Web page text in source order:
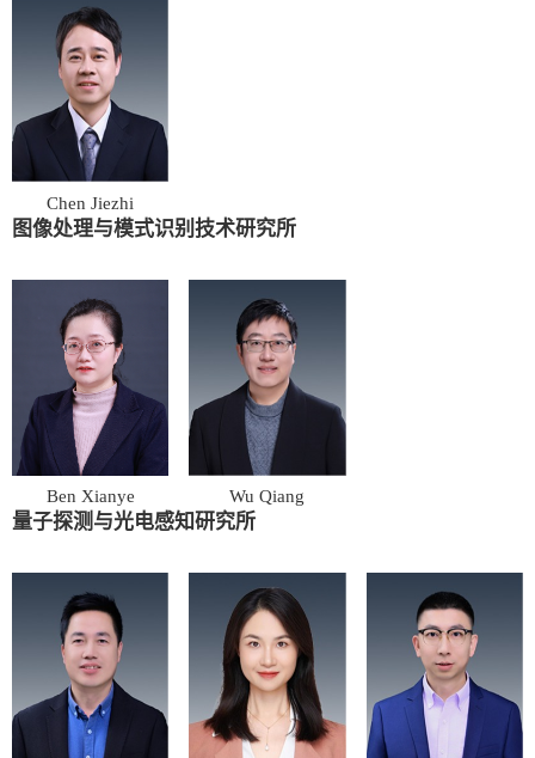
Chen Jiezhi
图像处理与模式识别技术研究所
Ben Xianye Wu Qiang
量子探测与光电感知研究所